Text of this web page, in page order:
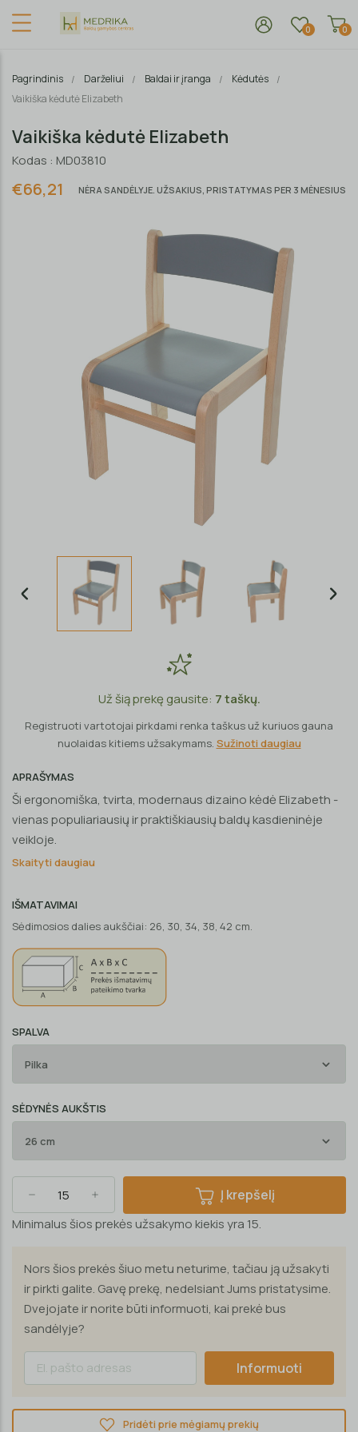
0 0
Pagrindinis Darželiui Baldai ir įranga
Kėdutės
Vaikiška kėdutė Elizabeth
Vaikiška kėdutė Elizabeth
Kodas : MD03810
€66,21 NĖRA SANDĖLYJE. UŽSAKIUS, PRISTATYMAS PER 3 MĖNESIUS
Už šią prekę gausite: 7taškų.
Registruoti vartotojai pirkdami renka taškus už kuriuos gauna
nuolaidas kitiems užsakymams. Sužinoti daugiau
APRAŠYMAS
Ši ergonomiška, tvirta, modernaus dizaino kėdė Elizabeth -
vienas populiariausių ir praktiškiausių baldų kasdieninėje
veikloje.
Skaityti daugiau
IŠMATAVIMAI
Sėdimosios dalies aukščiai: 26, 30, 34, 38, 42 cm.
SPALVA
SĖDYNĖS AUKŠTIS
Į krepšelį
Minimalus šios prekės užsakymo kiekis yra 15.
Nors šios prekės šiuo metu neturime, tačiau ją užsakyti
ir pirkti galite. Gavę prekę, nedelsiant Jums pristatysime.
Dvejojate ir norite būti informuoti, kai prekė bus
sandėlyje?
Informuoti
Pridėti prie mėgiamų prekių